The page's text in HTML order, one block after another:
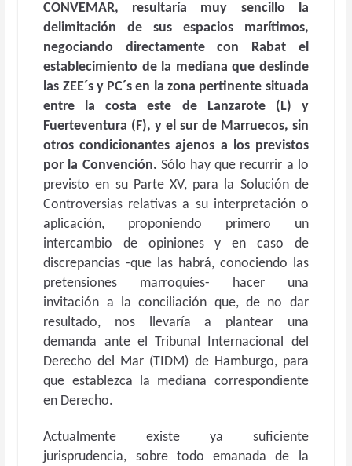
CONVEMAR, resultaría muy sencillo la
delimitación de sus espacios marítimos,
negociando directamente con Rabat el
establecimiento de la mediana que deslinde
las ZEE´s y PC´s en la zona pertinente situada
entre la costa este de Lanzarote (L) y
Fuerteventura (F), y el sur de Marruecos, sin
otros condicionantes ajenos a los previstos
por la Convención. Sólo hay que recurrir a lo
previsto en su Parte XV, para la Solución de
Controversias relativas a su interpretación o
aplicación, proponiendo primero un
intercambio de opiniones y en caso de
discrepancias -que las habrá, conociendo las
pretensiones marroquíes- hacer una
invitación a la conciliación que, de no dar
resultado, nos llevaría a plantear una
demanda ante el Tribunal Internacional del
Derecho del Mar (TIDM) de Hamburgo, para
que establezca la mediana correspondiente
en Derecho.
Actualmente existe ya suficiente
jurisprudencia, sobre todo emanada de la